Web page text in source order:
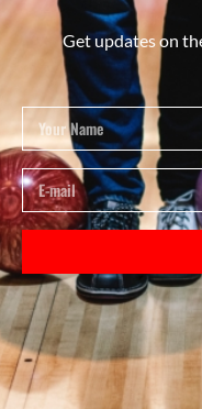
Get updates on